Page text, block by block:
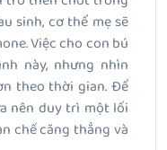
sinh, cơ thể mẹ sẽ
Việc cho con bú
này, nhưng nhìn
theo thời gian. Để
nên duy trì một lối
chế căng thẳng và